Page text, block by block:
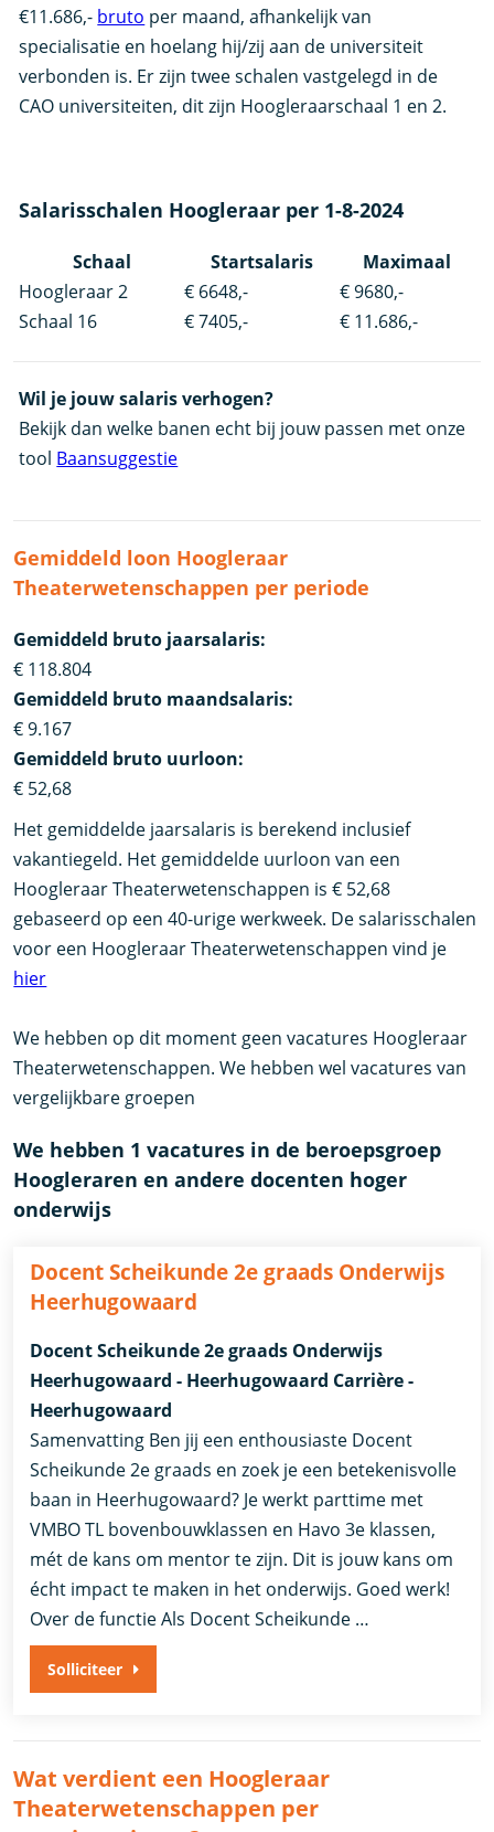
€11.686,- bruto per maand, afhankelijk van
specialisatie en hoelang hij/zij aan de universiteit
verbonden is. Er zijn twee schalen vastgelegd in de
CAO universiteiten, dit zijn Hoogleraarschaal 1 en 2.
Salarisschalen Hoogleraar per 1-8-2024
Schaal Startsalaris
Maximaal
Hoogleraar 2
€ 6648,-
€ 9680,-
Schaal 16
€ 7405,- € 11.686,-
Wil je jouw salaris verhogen?
Bekijk dan welke banen echt bij jouw passen met onze
tool Baansuggestie
Gemiddeld loon Hoogleraar
Theaterwetenschappen per periode
Gemiddeld bruto jaarsalaris:
€ 118.804
Gemiddeld bruto maandsalaris:
€ 9.167
Gemiddeld bruto uurloon:
€ 52,68
Het gemiddelde jaarsalaris is berekend inclusief
vakantiegeld. Het gemiddelde uurloon van een
Hoogleraar Theaterwetenschappen is € 52,68
gebaseerd op een 40-urige werkweek. De salarisschalen
voor een Hoogleraar Theaterwetenschappen vind je
hier
We hebben op dit moment geen vacatures Hoogleraar
Theaterwetenschappen. We hebben wel vacatures van
vergelijkbare groepen
We hebben 1 vacatures in de beroepsgroep
Hoogleraren en andere docenten hoger
onderwijs
Docent Scheikunde 2e graads Onderwijs
Heerhugowaard
Docent Scheikunde 2e graads Onderwijs
Heerhugowaard - Heerhugowaard Carrière -
Heerhugowaard
Samenvatting Ben jij een enthousiaste Docent
Scheikunde 2e graads en zoek je een betekenisvolle
baan in Heerhugowaard? Je werkt parttime met
VMBO TL bovenbouwklassen en Havo 3e klassen,
mét de kans om mentor te zijn. Dit is jouw kans om
écht impact te maken in het onderwijs. Goed werk!
Over de functie Als Docent Scheikunde …
Solliciteer
Wat verdient een Hoogleraar
Theaterwetenschappen per